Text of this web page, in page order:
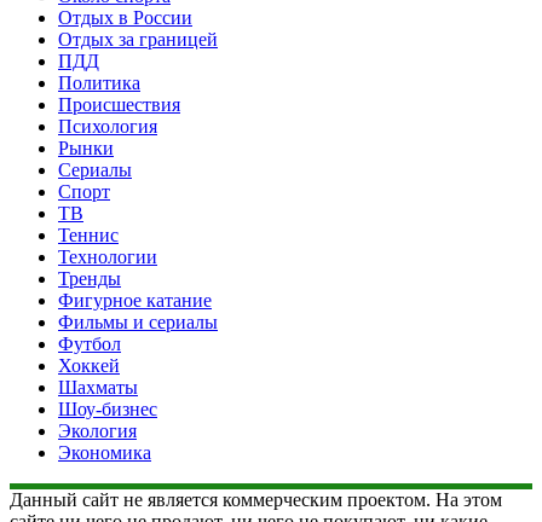
Отдых в России
Отдых за границей
ПДД
Политика
Происшествия
Психология
Рынки
Сериалы
Спорт
ТВ
Теннис
Технологии
Тренды
Фигурное катание
Фильмы и сериалы
Футбол
Хоккей
Шахматы
Шоу-бизнес
Экология
Экономика
Данный сайт не является коммерческим проектом. На этом